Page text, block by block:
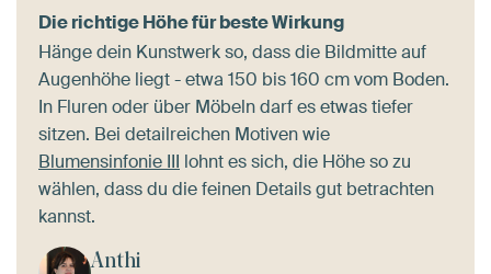
Die richtige Höhe für beste Wirkung
Hänge dein Kunstwerk so, dass die Bildmitte auf
Augenhöhe liegt - etwa 150 bis 160 cm vom Boden.
In Fluren oder über Möbeln darf es etwas tiefer
sitzen. Bei detailreichen Motiven wie
Blumensinfonie III lohnt es sich, die Höhe so zu
wählen, dass du die feinen Details gut betrachten
kannst.
Anthi